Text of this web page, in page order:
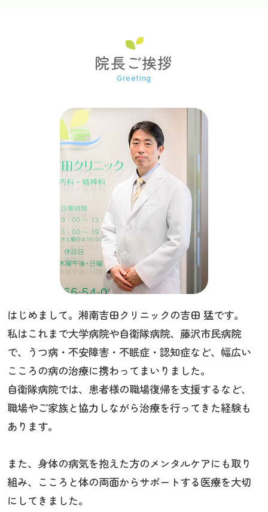
院長ご挨拶
はじめまして。湘南吉田クリニックの吉田 猛です。
私はこれまで大学病院や自衛隊病院、藤沢市民病院
で、うつ病・不安障害・不眠症・認知症など、幅広い
こころの病の治療に携わってまいりました。
自衛隊病院では、患者様の職場復帰を支援するなど、
職場やご家族と協力しながら治療を行ってきた経験も
あります。
また、身体の病気を抱えた方のメンタルケアにも取り
組み、こころと体の両面からサポートする医療を大切
にしてきました。